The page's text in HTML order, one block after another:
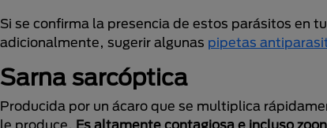
Si se confirma la presencia de estos parásitos en
adicionalmente, sugerir algunas pipetas
Sarna sarcóptica
Producida por un ácaro que se multiplica
le produce. Es altamente contagiosa e incluso